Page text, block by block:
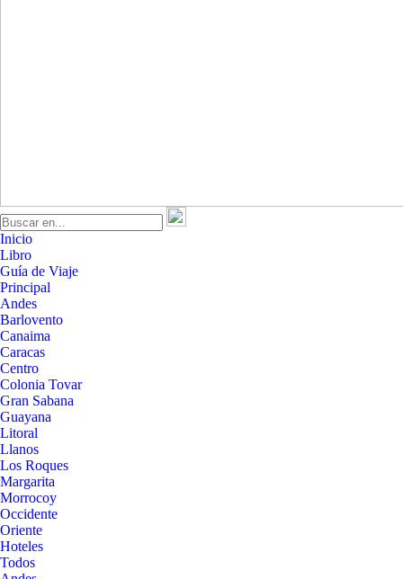
Inicio
Libro
Guía de Viaje
Principal
Andes
Barlovento
Canaima
Caracas
Centro
Colonia Tovar
Gran Sabana
Guayana
Litoral
Llanos
Los Roques
Margarita
Morrocoy
Occidente
Oriente
Hoteles
Todos